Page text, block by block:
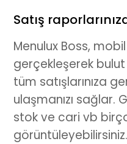
Satış
Menulux Boss,
gerçekleşerek
tüm satışlarınıza
ulaşmanızı sağlar.
stok ve cari vb
görüntüleyebilirsiniz.